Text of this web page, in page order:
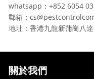
whatsapp：+852 6054
郵箱：
地址：香港九龍新蒲崗八
關於我們